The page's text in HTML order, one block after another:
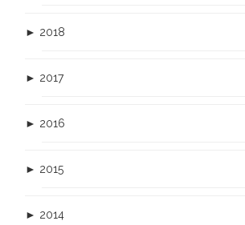
► 2018
► 2017
► 2016
► 2015
► 2014